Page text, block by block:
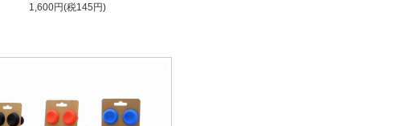
1,600円(税145円)